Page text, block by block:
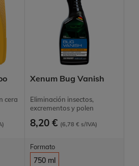
cera
Xenum Bug Vanish
Eliminación insectos,
excrementos y polen
8,20 € (6,78 € s/IVA)
Formato
750 ml